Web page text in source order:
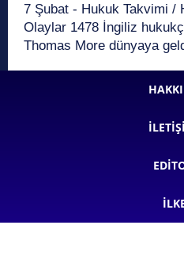
7 Şubat - Hukuk Takvimi /
Olaylar 1478 İngiliz hukukçu, filozof ve yazar
Thomas More dünyaya